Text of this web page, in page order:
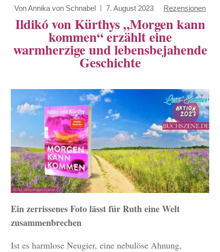
VonAnnika von Schnabel 7. August 2023 Rezensionen
Ildikó von Kürthys „Morgen kann
kommen“ erzählt eine
warmherzige und lebensbejahende
Geschichte
Ein zerrissenes Foto lässt für Ruth eine Welt
zusammenbrechen
Ist es harmlose Neugier, eine nebulöse Ahnung,